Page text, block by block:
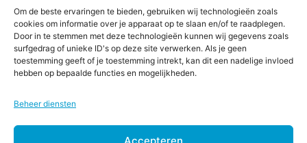
Om de beste ervaringen te bieden, gebruiken wij technologieën zoals
cookies om informatie over je apparaat op te slaan en/of te raadplegen.
Door in te stemmen met deze technologieën kunnen wij gegevens zoals
surfgedrag of unieke ID's op deze site verwerken. Als je geen
toestemming geeft of je toestemming intrekt, kan dit een nadelige invloed
hebben op bepaalde functies en mogelijkheden.
Beheer diensten
Accepteren
Support
Retourneren
Privacybeleid
Betaalmethodes